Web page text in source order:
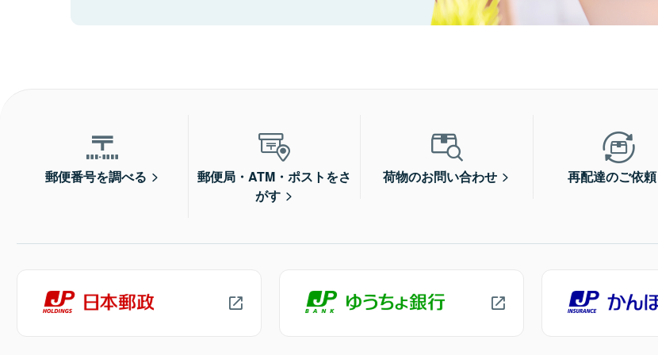
郵便番号を調べる
郵便局・ATM・ポストをさ
がす
荷物のお問い合わせ 再配達のご依頼